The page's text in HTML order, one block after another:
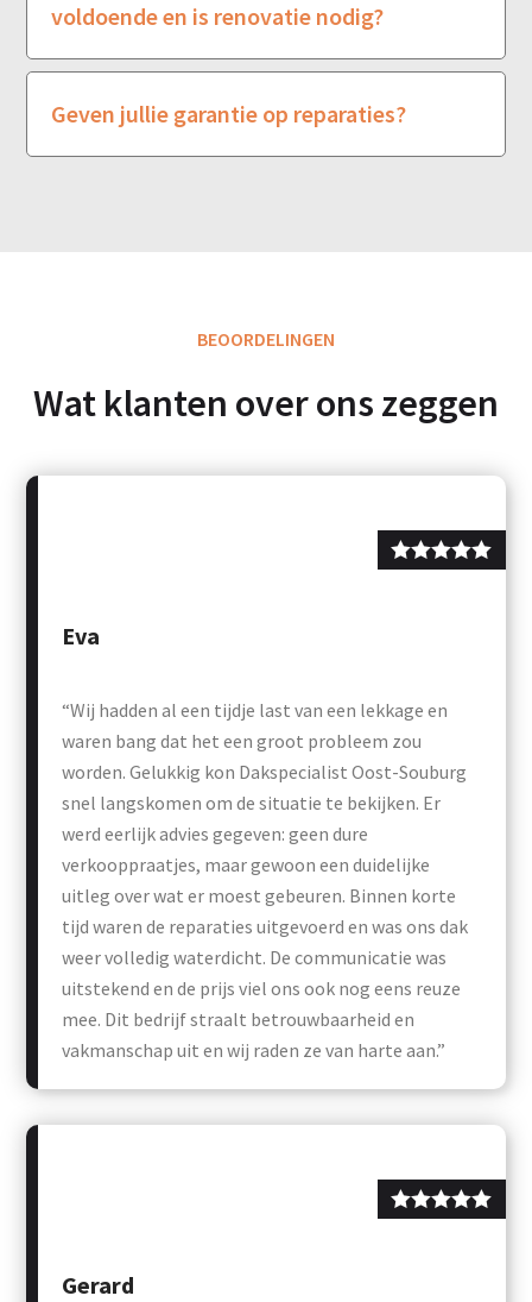
voldoende en is renovatie nodig?
Geven jullie garantie op reparaties?
BEOORDELINGEN
Wat klanten over ons zeggen
“Wij hadden al een tijdje last van een lekkage en
waren bang dat het een groot probleem zou
worden. Gelukkig kon Dakspecialist Oost-Souburg
snel langskomen om de situatie te bekijken. Er
werd eerlijk advies gegeven: geen dure
verkooppraatjes, maar gewoon een duidelijke
uitleg over wat er moest gebeuren. Binnen korte
tijd waren de reparaties uitgevoerd en was ons dak
weer volledig waterdicht. De communicatie was
uitstekend en de prijs viel ons ook nog eens reuze
mee. Dit bedrijf straalt betrouwbaarheid en
vakmanschap uit en wij raden ze van harte aan.”
Eva
Gerard